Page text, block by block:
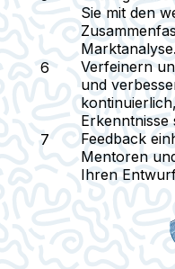
Sie mit den
Verfeinern
und
Erkenntnisse
Feedback
Mentoren
Ihren